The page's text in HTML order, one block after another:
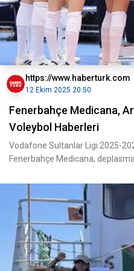
https://www.haberturk.com
12 Ekim 2025 20:50
Fenerbahçe Medicana,
Voleybol Haberleri
Vodafone Sultanlar Ligi 2025-
Fenerbahçe Medicana,